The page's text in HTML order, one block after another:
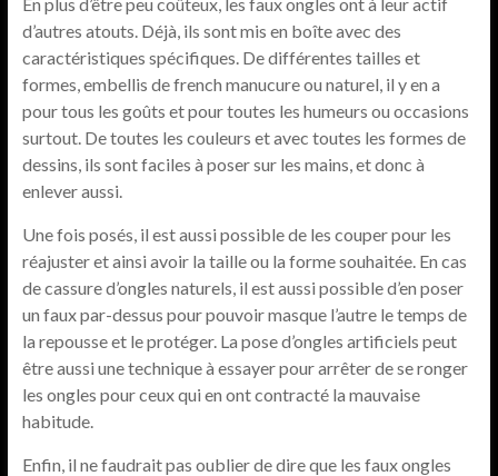
d’autres atouts. Déjà, ils sont mis en boîte avec des
caractéristiques spécifiques. De différentes tailles et
formes, embellis de french manucure ou naturel, il y en a
pour tous les goûts et pour toutes les humeurs ou occasions
surtout. De toutes les couleurs et avec toutes les formes de
dessins, ils sont faciles à poser sur les mains, et donc à
enlever aussi.
Une fois posés, il est aussi possible de les couper pour les
réajuster et ainsi avoir la taille ou la forme souhaitée. En cas
de cassure d’ongles naturels, il est aussi possible d’en poser
un faux par-dessus pour pouvoir masque l’autre le temps de
la repousse et le protéger. La pose d’ongles artificiels peut
être aussi une technique à essayer pour arrêter de se ronger
les ongles pour ceux qui en ont contracté la mauvaise
habitude.
Enfin, il ne faudrait pas oublier de dire que les faux ongles